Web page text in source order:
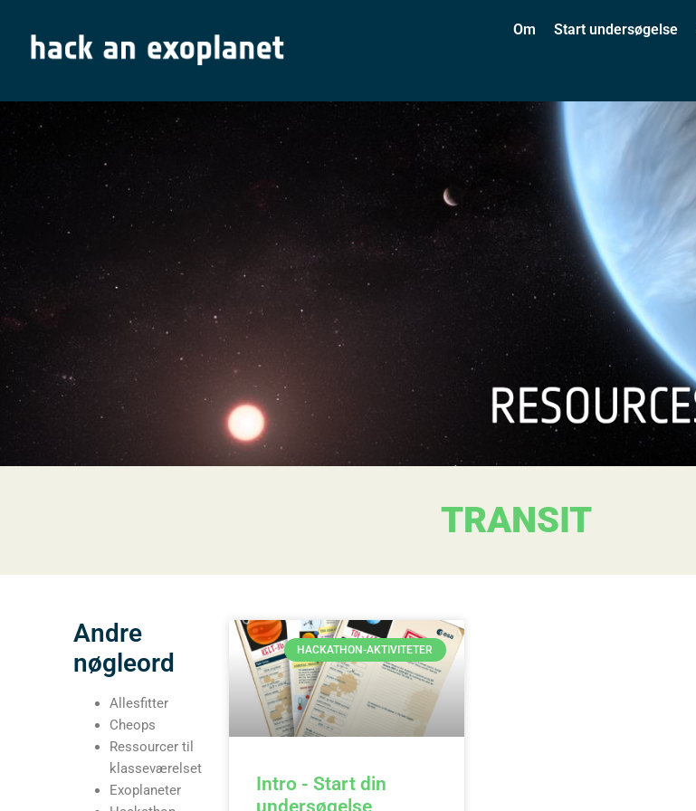
Om Start undersøgelse
TRANSIT
Andre
nøgleord
Allesfitter
Cheops
Ressourcer til
klasseværelset
Exoplaneter
HACKATHON-AKTIVITETER
Intro - Start din